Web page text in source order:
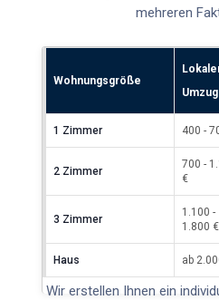
mehreren
Wohnungsgröße
Umzug
1 Zimmer 400 -
2 Zimmer
700 -
€
3 Zimmer
1.100 -
1.800 €
Haus ab
Wir erstellen Ihnen ein